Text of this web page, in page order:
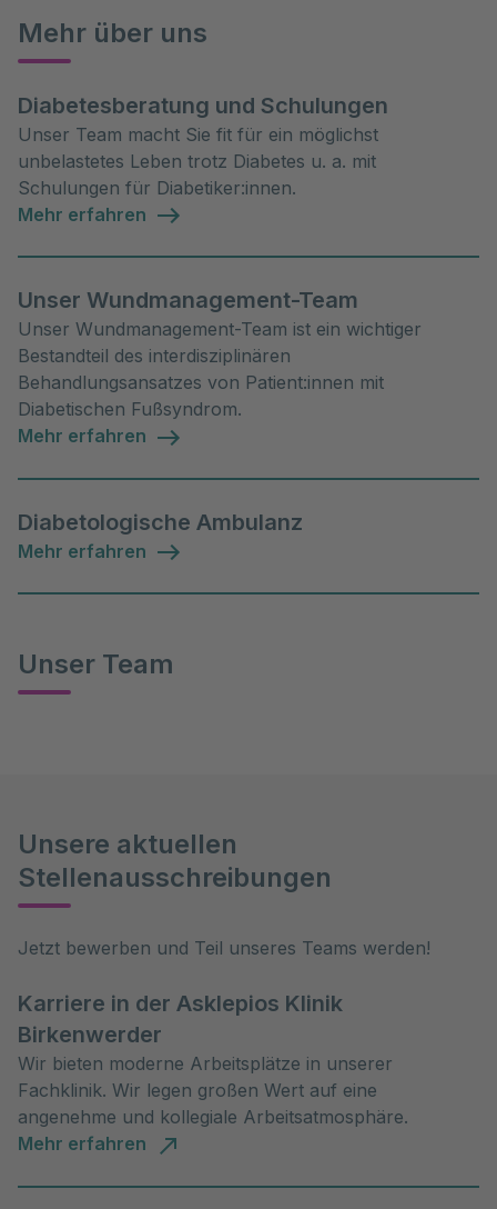
Mehr über uns
Diabetesberatung und Schulungen
Unser Team macht Sie fit für ein möglichst
unbelastetes Leben trotz Diabetes u. a. mit
Schulungen für Diabetiker:innen.
Mehr erfahren
Unser Wundmanagement-Team
Unser Wundmanagement-Team ist ein wichtiger
Bestandteil des interdisziplinären
Behandlungsansatzes von Patient:innen mit
Diabetischen Fußsyndrom.
Mehr erfahren
Diabetologische Ambulanz
Mehr erfahren
Unser Team
Unsere aktuellen
Stellenausschreibungen
Jetzt bewerben und Teil unseres Teams werden!
Karriere in der Asklepios Klinik
Birkenwerder
Wir bieten moderne Arbeitsplätze in unserer
Fachklinik. Wir legen großen Wert auf eine
angenehme und kollegiale Arbeitsatmosphäre.
Mehr erfahren